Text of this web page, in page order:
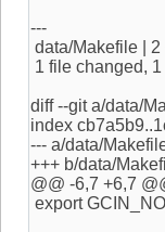
---
data/Makefile | 2
1 file changed,
diff --git a/data/
index
--- a/data/
+++ b/data/
@@ -6,7 +6,7
export